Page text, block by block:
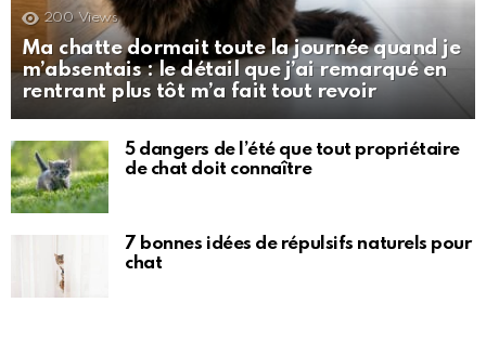
200 Views
Ma chatte dormait toute la journée quand je
m’absentais : le détail que j’ai remarqué en
rentrant plus tôt m’a fait tout revoir
5 dangers de l’été que tout propriétaire
de chat doit connaître
7 bonnes idées de répulsifs naturels pour
chat